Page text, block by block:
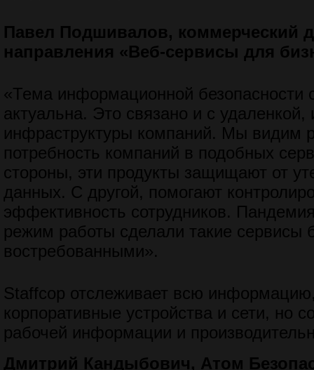
Павел Подшивалов, коммерческий
направления «Веб-сервисы для
«Тема информационной безопасности
актуальна. Это связано и с
инфраструктуры компаний. Мы видим
потребность компаний в подобных
стороны, эти продукты защищают от
данных. С другой, помогают
эффективность сотрудников.
режим работы сделали такие сервисы
востребованными».
Staffcop отслеживает всю
корпоративные устройства и сети, но
рабочей информации и
Дмитрий Кандыбович, Атом